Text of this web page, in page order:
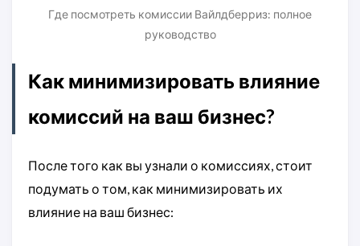
Где посмотреть комиссии Вайлдберриз: полное
руководство
Как минимизировать влияние
комиссий на ваш бизнес?
После того как вы узнали о комиссиях, стоит
подумать о том, как минимизировать их
влияние на ваш бизнес: